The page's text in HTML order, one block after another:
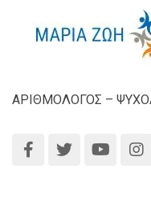
ΑΡΙΘΜΟΛΟΓΟΣ –